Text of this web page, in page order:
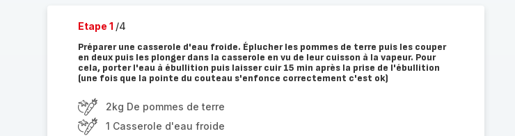
Etape 1 /4
Préparer une casserole d'eau froide. Éplucher les pommes de terre puis les couper
en deux puis les plonger dans la casserole en vu de leur cuisson à la vapeur. Pour
cela, porter l'eau à ébullition puis laisser cuir 15 min après la prise de l'ébullition
(une fois que la pointe du couteau s'enfonce correctement c'est ok)
2kg De pommes de terre
1 Casserole d'eau froide